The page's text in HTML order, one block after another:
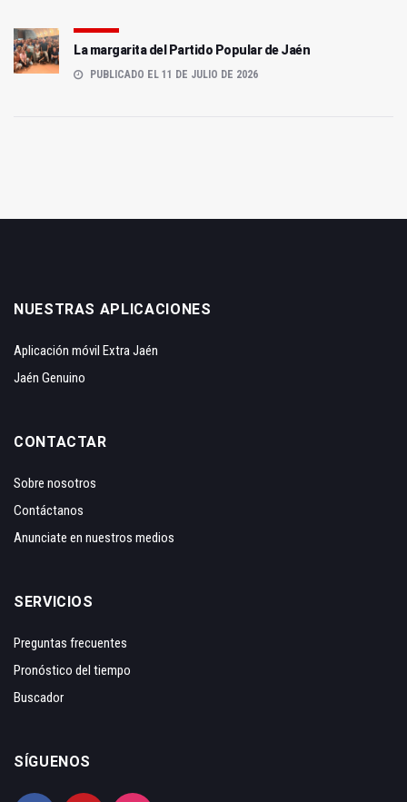
La margarita del Partido Popular de Jaén
PUBLICADO EL 11 DE JULIO DE 2026
NUESTRAS APLICACIONES
Aplicación móvil Extra Jaén
Jaén Genuino
CONTACTAR
Sobre nosotros
Contáctanos
Anunciate en nuestros medios
SERVICIOS
Preguntas frecuentes
Pronóstico del tiempo
Buscador
SÍGUENOS